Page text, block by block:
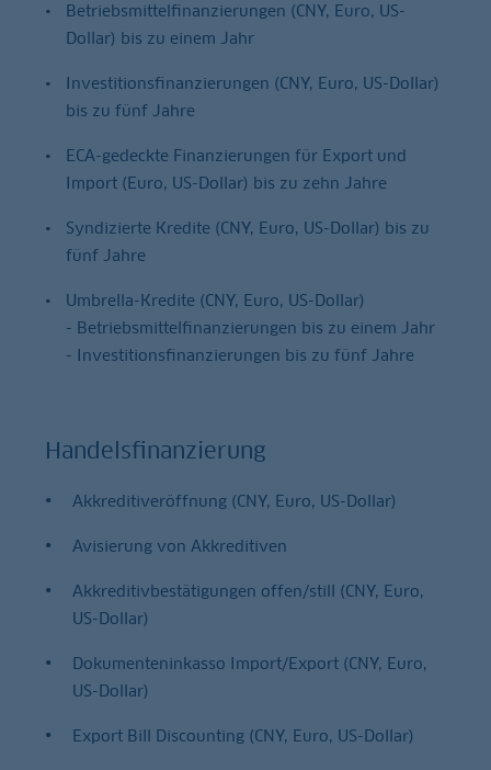
Betriebsmittelfinanzierungen (CNY, Euro, US-
Dollar) bis zu einem Jahr
Investitionsfinanzierungen (CNY, Euro, US-Dollar)
bis zu fünf Jahre
ECA-gedeckte Finanzierungen für Export und
Import (Euro, US-Dollar) bis zu zehn Jahre
Syndizierte Kredite (CNY, Euro, US-Dollar) bis zu
fünf Jahre
Umbrella-Kredite (CNY, Euro, US-Dollar)
- Betriebsmittelfinanzierungen bis zu einem Jahr
- Investitionsfinanzierungen bis zu fünf Jahre
Handelsfinanzierung
Akkreditiveröffnung (CNY, Euro, US-Dollar)
Avisierung von Akkreditiven
Akkreditivbestätigungen offen/still (CNY, Euro,
US-Dollar)
Dokumenteninkasso Import/Export (CNY, Euro,
US-Dollar)
Export Bill Discounting (CNY, Euro, US-Dollar)